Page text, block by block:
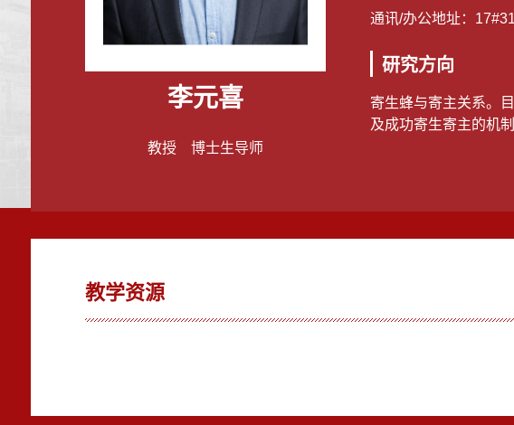
李元喜
教授 博士生导师
通讯/办公地址：
研究方向
寄生蜂与寄主关系。
及成功寄生寄主的机制
教学资源